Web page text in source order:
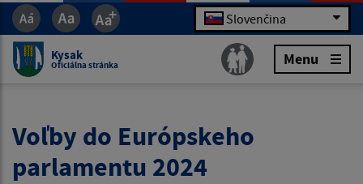
Slovenčina
Kysak
Oficiálna stránka Menu
Voľby do Európskeho
parlamentu 2024